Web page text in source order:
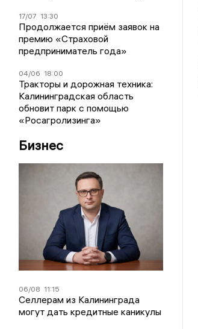
17/07 13:30
Продолжается приём заявок на
премию «Страховой
предприниматель года»
04/06 18:00
Тракторы и дорожная техника:
Калининградская область
обновит парк с помощью
«Росагролизинга»
Бизнес
06/08 11:15
Селлерам из Калининграда
могут дать кредитные каникулы